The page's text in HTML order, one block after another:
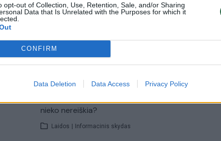
opt-out of Collection, Use, Retention, Sale, and/or Sharing
Data that Is Unrelated with the Purposes for which it
CONFIRM
Data Deletion Data Access Privacy Policy
Žinios | Pasaulis
į
00:10:21
Kodėl apklausos internete ir politikų
nieko nereiškia?
Laidos | Informacinis skydas